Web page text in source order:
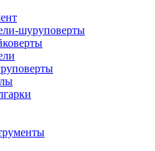
шуруповерты